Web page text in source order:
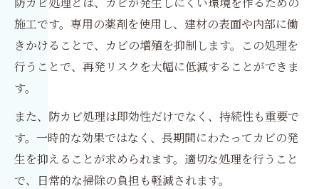
施工です。専用の薬剤を使用し、建材の表面や内部に働
きかけることで、カビの増殖を抑制します。この処理を
行うことで、再発リスクを大幅に低減することができま
す。
また、防カビ処理は即効性だけでなく、持続性も重要で
す。一時的な効果ではなく、長期間にわたってカビの発
生を抑えることが求められます。適切な処理を行うこと
で、日常的な掃除の負担も軽減されます。